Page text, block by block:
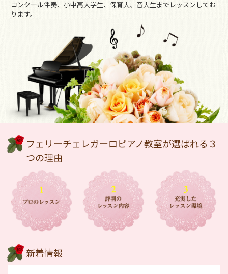
コンクール伴奏、小中高大学生、保育大、音大生までレッスンしてお
ります。
フェリーチェレガーロピアノ教室が選ばれる３
つの理由
新着情報